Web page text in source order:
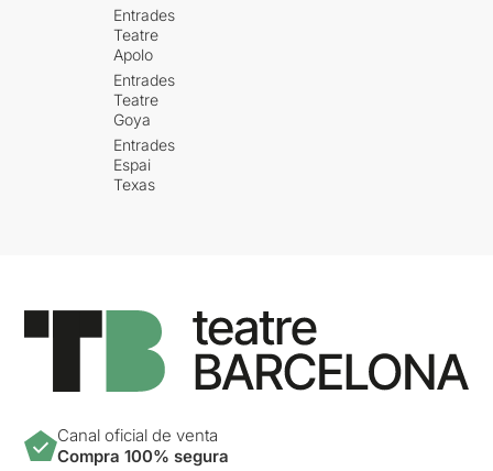
Entrades
Teatre
Apolo
Entrades
Teatre
Goya
Entrades
Espai
Texas
Canal oficial de venta
Compra 100% segura